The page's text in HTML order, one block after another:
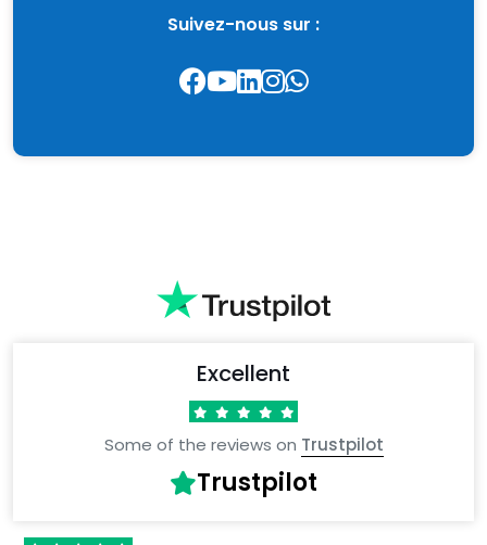
Suivez-nous sur :
Excellent
Some of the reviews on Trustpilot
Trustpilot